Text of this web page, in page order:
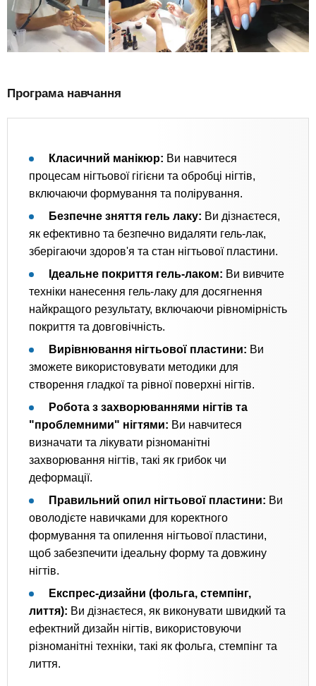
Програма навчання
Класичний манікюр: Ви навчитеся
процесам нігтьової гігієни та обробці нігтів,
включаючи формування та полірування.
Безпечне зняття гель лаку: Ви дізнаєтеся,
як ефективно та безпечно видаляти гель-лак,
зберігаючи здоров'я та стан нігтьової пластини.
Ідеальне покриття гель-лаком: Ви вивчите
техніки нанесення гель-лаку для досягнення
найкращого результату, включаючи рівномірність
покриття та довговічність.
Вирівнювання нігтьової пластини: Ви
зможете використовувати методики для
створення гладкої та рівної поверхні нігтів.
Робота з захворюваннями нігтів та
"проблемними" нігтями: Ви навчитеся
визначати та лікувати різноманітні
захворювання нігтів, такі як грибок чи
деформації.
Правильний опил нігтьової пластини: Ви
оволодієте навичками для коректного
формування та опилення нігтьової пластини,
щоб забезпечити ідеальну форму та довжину
нігтів.
Експрес-дизайни (фольга, стемпінг,
лиття): Ви дізнаєтеся, як виконувати швидкий та
ефектний дизайн нігтів, використовуючи
різноманітні техніки, такі як фольга, стемпінг та
лиття.